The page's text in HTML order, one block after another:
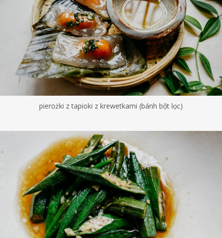
pierożki z tapioki z krewetkami (bánh bột lọc)